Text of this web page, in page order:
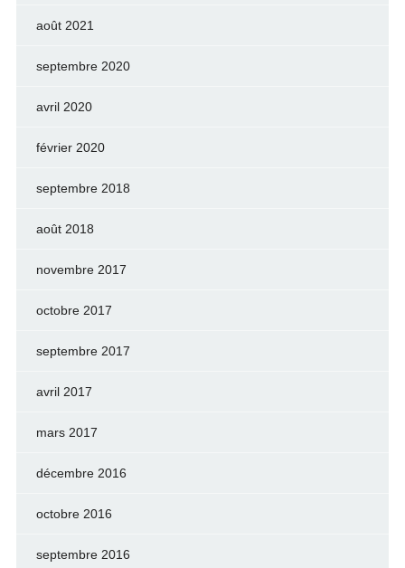
août 2021
septembre 2020
avril 2020
février 2020
septembre 2018
août 2018
novembre 2017
octobre 2017
septembre 2017
avril 2017
mars 2017
décembre 2016
octobre 2016
septembre 2016